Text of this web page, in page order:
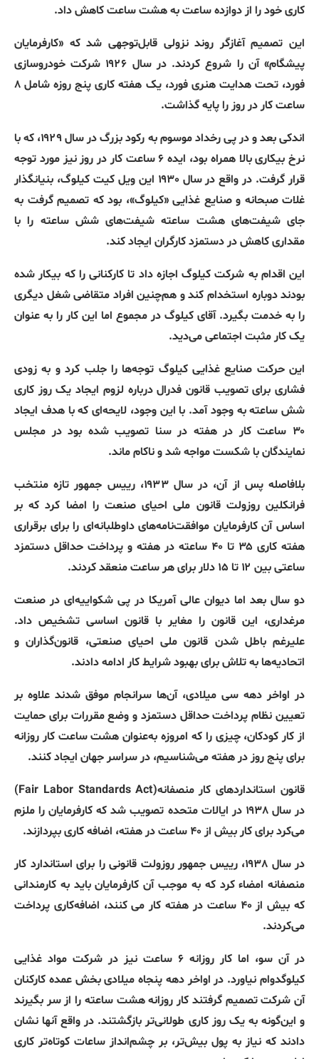
کاریخودرا ازدوازدهساعتبههشتساعتکاهشداد.
این تصمیم آغازگر روند نزولی قابل‌توجهی شد که «کارفرمایان
پیشگام»آن را شروع کردند.در سال ۱۹۲۶ شرکت خودروسازی
فورد، تحت هدایت هنری فورد، یک هفته کاری پنج روزه شامل ۸
ساعتکاردرروزراپایهگذاشت.
اندکیبعدودرپیرخدادموسوم به رکود بزرگدرسال ۱۹۲۹، کهبا
نرخ بیکاری بالا همراه بود، ایده ۶ ساعت کار در روز نیز مورد توجه
قرار گرفت. در واقع در سال ۱۹۳۰ این ویل کیت کیلوگ، بنیانگذار
غلات صبحانه و صنایع غذایی «کیلوگ»، بود که تصمیم گرفت به
جای شیفت‌های هشت ساعته شیفت‌های شش ساعته را با
مقداریکاهشدردستمزدکارگران ایجادکند.
این اقدام به شرکت کیلوگ اجازه داد تا کارکنانی را که بیکار شده
بودند دوباره استخدام کند و هم‌چنین افراد متقاضی شغل دیگری
را به خدمت بگیرد.آقای کیلوگ در مجموع اما این کار را به عنوان
یککارمثبت اجتماعیمی‌دید.
این حرکت صنایع غذایی کیلوگ توجه‌ها را جلب کرد و به زودی
فشاری برای تصویب قانون فدرال درباره لزوم ایجاد یک روز کاری
شش ساعته به وجود آمد. با این وجود، لایحه‌ای که با هدف ایجاد
۳۰ ساعت کار در هفته در سنا تصویب شده بود در مجلس
نمایندگانباشکستمواجهشدوناکامماند.
بلافاصله پس از آن، در سال ۱۹۳۳، رییس جمهور تازه منتخب
فرانکلین روزولت قانون ملی احیای صنعت را امضا کرد که بر
اساس آن کارفرمایان موافقت‌نامه‌های داوطلبانه‌ای را برای برقراری
هفته کاری ۳۵ تا ۴۰ ساعته در هفته و پرداخت حداقل دستمزد
ساعتیبین ۱۲ تا ۱۵ دلاربرایهرساعتمنعقدکردند.
دو سال بعد اما دیوان عالی آمریکا در پی شکواییه‌ای در صنعت
مرغداری، این قانون را مغایر با قانون اساسی تشخیص داد.
علیرغم باطل شدن قانون ملی احیای صنعتی، قانون‌گذاران و
اتحادیه‌هابهتلاشبرایبهبودشرایطکار ادامهدادند.
در اواخر دهه سی میلادی، آن‌ها سرانجام موفق شدند علاوه بر
تعیین نظام پرداخت حداقل دستمزد و وضع مقررات برای حمایت
از کار کودکان، چیزی را که امروزه به‌عنوان هشت ساعت کار روزانه
برایپنجروزدرهفتهمی‌شناسیم، درسراسرجهان ایجادکنند.
قانون استانداردهای کار منصفانه‌(Fair Labor Standards Act)
در سال ۱۹۳۸ در ایالات متحده تصویب شد که کارفرمایان را ملزم
می‌کردبرایکاربیش از ۴۰ ساعتدرهفته، اضافهکاریبپردازند.
در سال ۱۹۳۸، رییس جمهور روزولت قانونی را برای استاندارد کار
منصفانه امضاء کرد که به موجب آن کارفرمایان باید به کارمندانی
که بیش از ۴۰ ساعت در هفته کار می کنند، اضافه‌کاری پرداخت
می‌کردند.
در آن سو، اما کار روزانه ۶ ساعت نیز در شرکت مواد غذایی
کیلوگدوام نیاورد. در اواخر دهه پنجاه میلادی بخش عمده کارکنان
آن شرکت تصمیم گرفتند کار روزانه هشت ساعته را از سر بگیرند
و این‌گونه به یک روز کاری طولانی‌تر بازگشتند. در واقع آنها نشان
دادند که نیاز به پول بیش‌تر، بر چشم‌انداز ساعات کوتاه‌تر کاری